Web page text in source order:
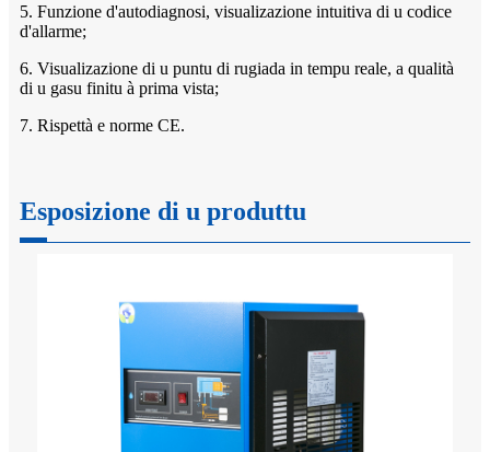
5. Funzione d'autodiagnosi, visualizazione intuitiva di u codice
d'allarme;
6. Visualizazione di u puntu di rugiada in tempu reale, a qualità
di u gasu finitu à prima vista;
7. Rispettà e norme CE.
Esposizione di u produttu